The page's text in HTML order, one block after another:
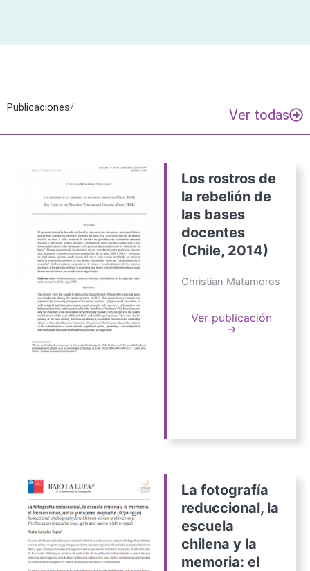
Publicaciones/ Ver todas
Los rostros de
la rebelión de
las bases
docentes
(Chile, 2014)
Christian Matamoros
Ver publicación
→
La fotografía
reduccional, la
escuela
chilena y la
memoria: el